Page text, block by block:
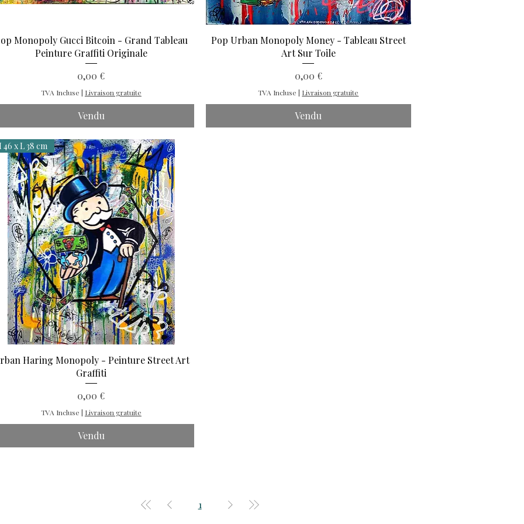
Monopoly Gucci Bitcoin - Grand Tableau
Peinture Graffiti Originale
Prix
0,00 €
TVA Incluse | Livraison gratuite
Vendu
Pop Urban Monopoly Money - Tableau Street
Art Sur Toile
Prix
0,00 €
TVA Incluse | Livraison gratuite
Vendu
46 x L 38 cm
Haring Monopoly - Peinture Street Art
Graffiti
Prix
0,00 €
TVA Incluse | Livraison gratuite
Vendu
1